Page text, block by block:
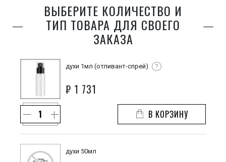
ВЫБЕРИТЕ КОЛИЧЕСТВО И
ТИП ТОВАРА ДЛЯ СВОЕГО
ЗАКАЗА
духи 1мл (отливант-спрей) ?
₽ 1 731
В КОРЗИНУ
духи 50мл